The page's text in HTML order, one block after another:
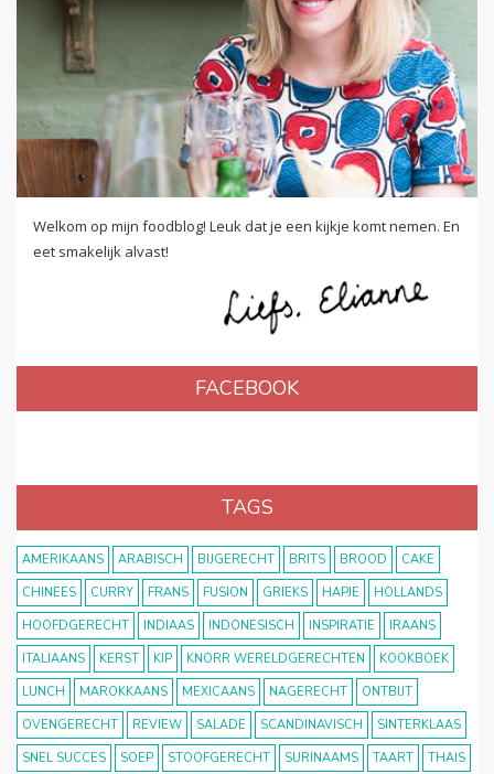
Welkom op mijn foodblog! Leuk dat je een kijkje komt nemen. En
eet smakelijk alvast!
FACEBOOK
TAGS
AMERIKAANS ARABISCH BIJGERECHT BRITS BROOD
CAKE
CHINEES
CURRY FRANS FUSION GRIEKS HAPJE
HOLLANDS
HOOFDGERECHT
INDIAAS INDONESISCH INSPIRATIE
IRAANS
ITALIAANS
KERST KIP KNORR WERELDGERECHTEN
KOOKBOEK
LUNCH
MAROKKAANS MEXICAANS NAGERECHT
ONTBIJT
OVENGERECHT
REVIEW SALADE SCANDINAVISCH
SINTERKLAAS
SNEL SUCCES
SOEP STOOFGERECHT SURINAAMS TAART THAIS